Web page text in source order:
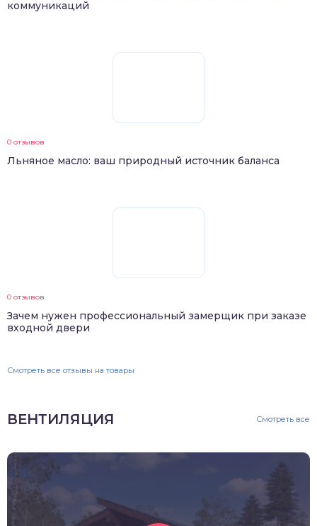
коммуникаций
0 отзывов
Льняное масло: ваш природный источник баланса
0 отзывов
Зачем нужен профессиональный замерщик при заказе
входной двери
Смотреть все отзывы на товары
ВЕНТИЛЯЦИЯ Смотреть все